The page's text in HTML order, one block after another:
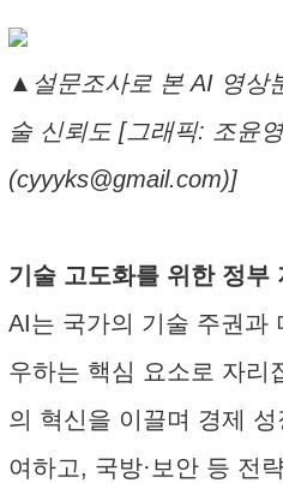
▲설문조사로 본 AI 영상
술 신뢰도 [그래픽: 조윤
(cyyyks@gmail.com)]
기술 고도화를 위한 정부
AI는 국가의 기술 주권과
우하는 핵심 요소로 자리
의 혁신을 이끌며 경제 성
여하고, 국방·보안 등 전